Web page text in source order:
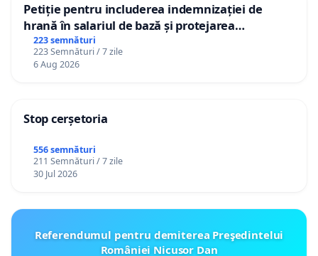
Petiție pentru includerea indemnizației de
hrană în salariul de bază și protejarea
gradațiilor de vechime pentru asistenții
personali
223 semnături
223 Semnături / 7 zile
6 Aug 2026
Stop cerșetoria
556 semnături
211 Semnături / 7 zile
30 Jul 2026
Referendumul pentru demiterea Preşedintelui
României Nicusor Dan